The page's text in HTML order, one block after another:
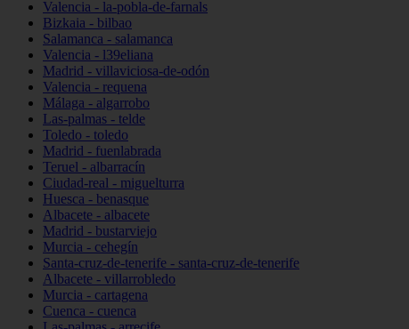
Valencia - la-pobla-de-farnals
Bizkaia - bilbao
Salamanca - salamanca
Valencia - l39eliana
Madrid - villaviciosa-de-odón
Valencia - requena
Málaga - algarrobo
Las-palmas - telde
Toledo - toledo
Madrid - fuenlabrada
Teruel - albarracín
Ciudad-real - miguelturra
Huesca - benasque
Albacete - albacete
Madrid - bustarviejo
Murcia - cehegín
Santa-cruz-de-tenerife - santa-cruz-de-tenerife
Albacete - villarrobledo
Murcia - cartagena
Cuenca - cuenca